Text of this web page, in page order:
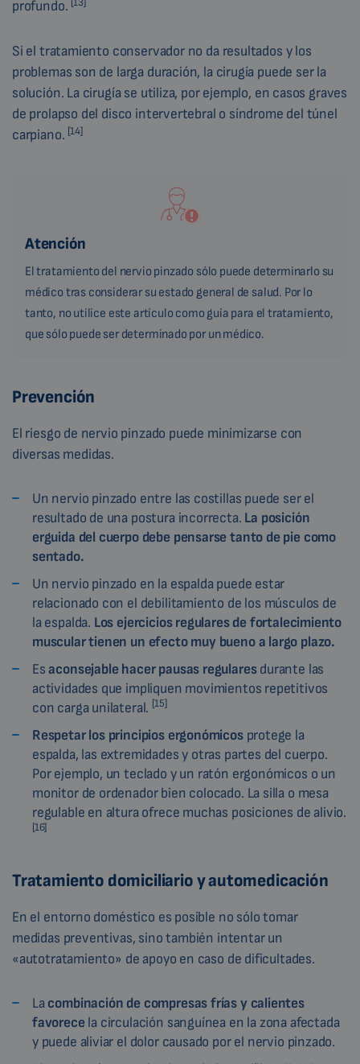
profundo.
Si el tratamiento conservador no da resultados y los
problemas son de larga duración, la cirugía puede ser la
solución. La cirugía se utiliza, por ejemplo, en casos graves
de prolapso del disco intervertebral o síndrome del túnel
carpiano. [14]
Atención
El tratamiento del nervio pinzado sólo puede determinarlo su
médico tras considerar su estado general de salud. Por lo
tanto, no utilice este artículo como guía para el tratamiento,
que sólo puede ser determinado por un médico.
Prevención
El riesgo de nervio pinzado puede minimizarse con
diversas medidas.
Un nervio pinzado entre las costillas puede ser el
resultado de una postura incorrecta. La posición
erguida del cuerpo debe pensarse tanto de pie como
sentado.
Un nervio pinzado en la espalda puede estar
relacionado con el debilitamiento de los músculos de
la espalda. Los ejercicios regulares de fortalecimiento
muscular tienen un efecto muy bueno a largo plazo.
Esaconsejable hacer pausas regularesdurante las
actividades que impliquen movimientos repetitivos
con carga unilateral. [15]
Respetar los principios ergonómicosprotege la
espalda, las extremidades y otras partes del cuerpo.
Por ejemplo, un teclado y un ratón ergonómicos o un
monitor de ordenador bien colocado. La silla o mesa
regulable en altura ofrece muchas posiciones de alivio.
[16]
Tratamiento domiciliario y automedicación
En el entorno doméstico es posible no sólo tomar
medidas preventivas, sino también intentar un
«autotratamiento» de apoyo en caso de dificultades.
Lacombinación de compresas frías y calientes
favorecela circulación sanguínea en la zona afectada
y puede aliviar el dolor causado por el nervio pinzado.